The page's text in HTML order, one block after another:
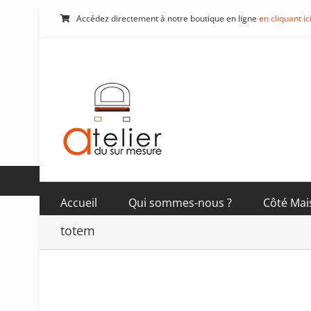
Accédez directement à notre boutique en ligne en cliquant ici
Accueil Qui sommes-nous ? Côté
totem